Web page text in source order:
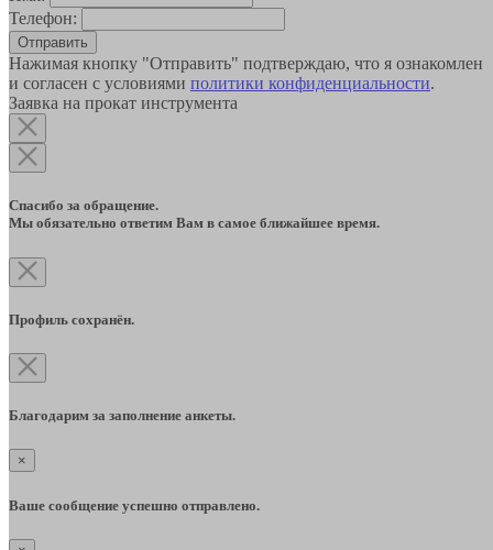
Телефон:
Отправить
Нажимая кнопку "Отправить" подтверждаю, что я ознакомлен
и согласен с условиями политики конфиденциальности.
Заявка на прокат инструмента
Спасибо за обращение.
Мы обязательно ответим Вам в самое ближайшее время.
Профиль сохранён.
Благодарим за заполнение анкеты.
×
Ваше сообщение успешно отправлено.